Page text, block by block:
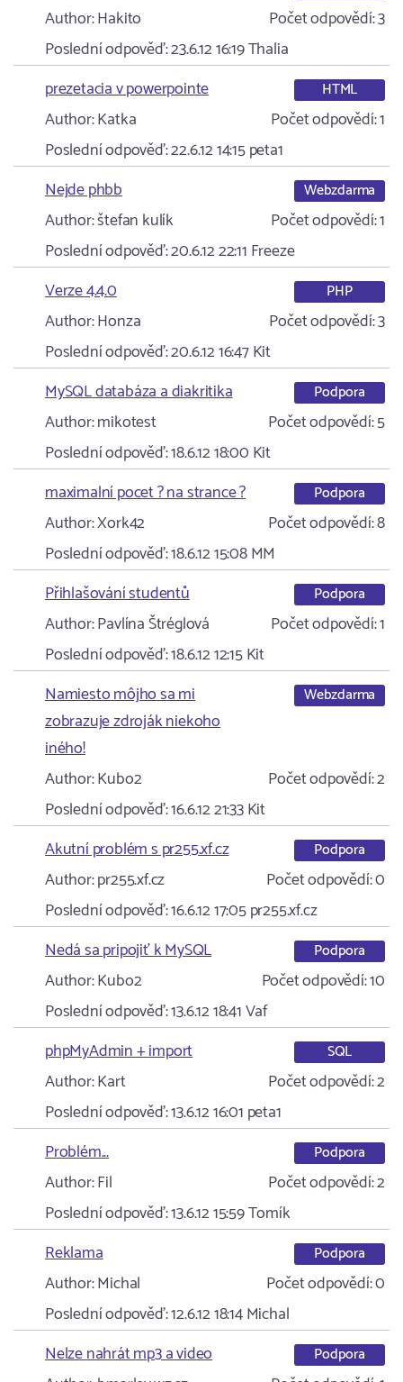
Author:Hakito Počet odpovědí:3
Poslední odpověď:23.6.12 16:19Thalia
prezetacia v powerpointe
HTML
Author:Katka Počet odpovědí:1
Poslední odpověď:22.6.12 14:15peta1
Nejde phbb
Webzdarma
Author:štefan kulík Počet odpovědí:1
Poslední odpověď:20.6.12 22:11 Freeze
Verze 4.4.0
PHP
Author:Honza Počet odpovědí:3
Poslední odpověď:20.6.12 16:47Kit
MySQL databáza a diakritika
Podpora
Author:mikotest Počet odpovědí:5
Poslední odpověď:18.6.12 18:00 Kit
maximalní pocet ? na strance ?
Podpora
Author:Xork42 Počet odpovědí:8
Poslední odpověď:18.6.12 15:08MM
Přihlašování studentů
Podpora
Author:Pavlína Štréglová Počet odpovědí:1
Poslední odpověď:18.6.12 12:15Kit
Namiesto môjho sa mi
zobrazuje zdroják niekoho
iného!
Webzdarma
Author:Kubo2 Počet odpovědí:2
Poslední odpověď:16.6.12 21:33Kit
Akutní problém s pr255.xf.cz
Podpora
Author:pr255.xf.cz Počet odpovědí:0
Poslední odpověď:16.6.12 17:05pr255.xf.cz
Nedá sa pripojiť k MySQL
Podpora
Author:Kubo2 Počet odpovědí:10
Poslední odpověď:13.6.12 18:41Vaf
phpMyAdmin + import
SQL
Author:Kart Počet odpovědí:2
Poslední odpověď:13.6.12 16:01 peta1
Problém...
Podpora
Author:Fil Počet odpovědí:2
Poslední odpověď:13.6.12 15:59Tomík
Reklama
Podpora
Author:Michal Počet odpovědí:0
Poslední odpověď:12.6.12 18:14Michal
Nelze nahrát mp3 a video
Podpora